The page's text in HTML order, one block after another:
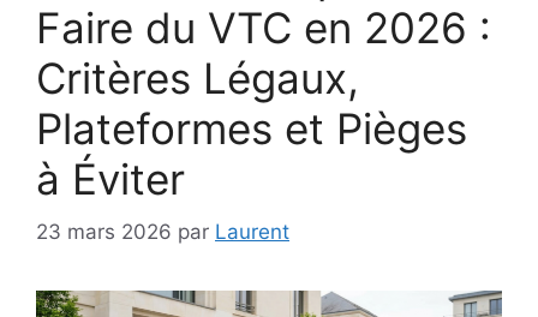
Faire du VTC en 2026 :
Critères Légaux,
Plateformes et Pièges
à Éviter
23 mars 2026 par Laurent